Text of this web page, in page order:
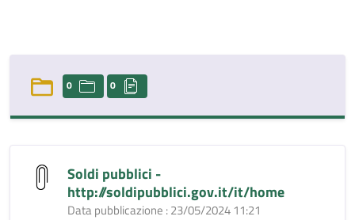
0 0
Soldi pubblici -
http://soldipubblici.gov.it/it/home
Data pubblicazione : 23/05/2024 11:21